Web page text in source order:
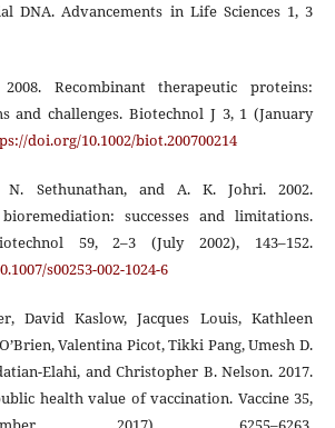
DNA. Advancements in Life Sciences 1, 3
Recombinant therapeutic proteins:
and challenges. Biotechnol J 3, 1 (January
doi.org/10.1002/biot.200700214
Sethunathan, and A. K. Johri. 2002.
successes and limitations.
59, 2–3 (July 2002), 143–152.
s00253-002-1024-6
David Kaslow, Jacques Louis, Kathleen
Valentina Picot, Tikki Pang, Umesh D.
Elahi, and Christopher B. Nelson. 2017.
health value of vaccination. Vaccine 35,